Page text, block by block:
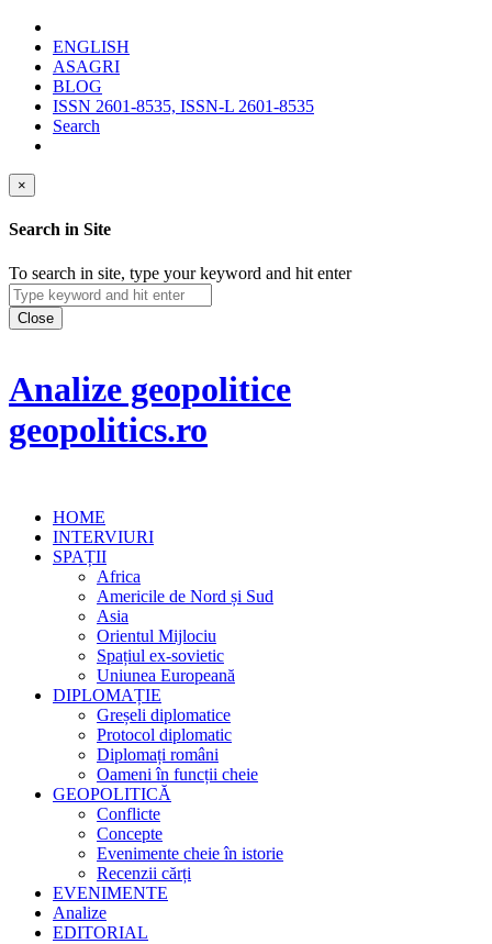
ENGLISH
ASAGRI
BLOG
ISSN 2601-8535, ISSN-L 2601-8535
Search
×
Search in Site
To search in site, type your keyword and hit enter
Close
Analize geopolitice
geopolitics.ro
HOME
INTERVIURI
SPAȚII
Africa
Americile de Nord și Sud
Asia
Orientul Mijlociu
Spațiul ex-sovietic
Uniunea Europeană
DIPLOMAȚIE
Greșeli diplomatice
Protocol diplomatic
Diplomați români
Oameni în funcții cheie
GEOPOLITICĂ
Conflicte
Concepte
Evenimente cheie în istorie
Recenzii cărți
EVENIMENTE
Analize
EDITORIAL